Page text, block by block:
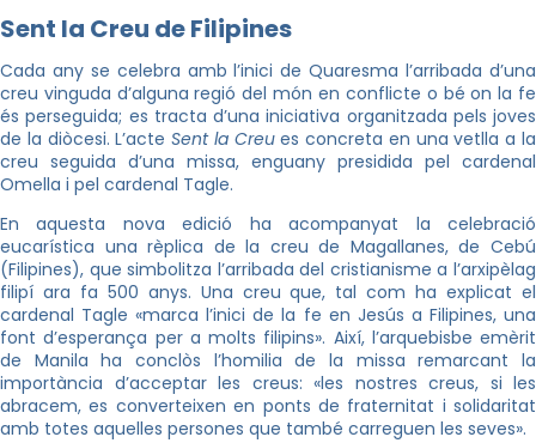
Sent la Creu de Filipines
Cada any se celebra amb l’inici de Quaresma l’arribada d’una
creu vinguda d’alguna regió del món en conflicte o bé on la fe
és perseguida; es tracta d’una iniciativa organitzada pels joves
de la diòcesi. L’acteSent la Creues concreta en una vetlla a la
creu seguida d’una missa, enguany presidida pel cardenal
Omella i pel cardenal Tagle.
En aquesta nova edició ha acompanyat la celebració
eucarística una rèplica de la creu de Magallanes, de Cebú
(Filipines), que simbolitza l’arribada del cristianisme a l’arxipèlag
filipí ara fa 500 anys. Una creu que, tal com ha explicat el
cardenal Tagle «marca l’inici de la fe en Jesús a Filipines, una
font d’esperança per a molts filipins». Així, l’arquebisbe emèrit
de Manila ha conclòs l’homilia de la missa remarcant la
importància d’acceptar les creus: «les nostres creus, si les
abracem, es converteixen en ponts de fraternitat i solidaritat
amb totes aquelles persones que també carreguen les seves».